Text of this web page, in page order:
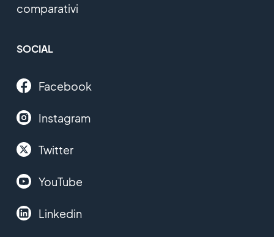
comparativi
SOCIAL
Facebook
Instagram
Twitter
YouTube
Linkedin